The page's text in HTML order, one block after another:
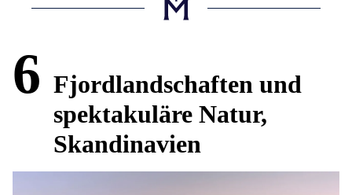
6 Fjordlandschaften und
spektakuläre Natur,
Skandinavien